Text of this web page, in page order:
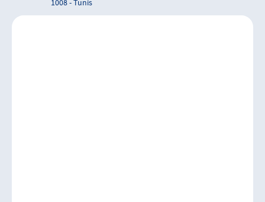
1008 - Tunis